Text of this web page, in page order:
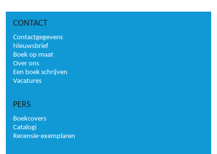
CONTACT
Contactgegevens
Nieuwsbrief
Boek op maat
Over ons
Een boek schrijven
Vacatures
PERS
Boekcovers
Catalogi
Recensie-exemplaren